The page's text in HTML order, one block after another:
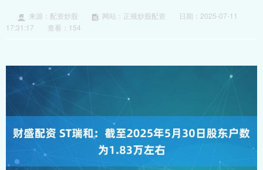
来源：配资炒股 网站：正规炒股配资
日期：2025-07-11
17:31:17
查看：154